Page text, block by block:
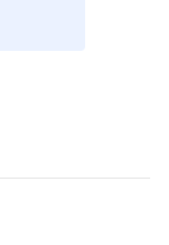
Ses
retour du
Jésus est